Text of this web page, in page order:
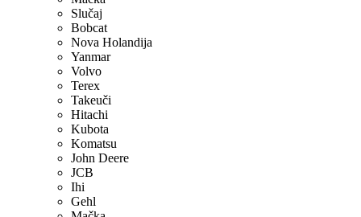
Slučaj
Bobcat
Nova Holandija
Yanmar
Volvo
Terex
Takeuči
Hitachi
Kubota
Komatsu
John Deere
JCB
Ihi
Gehl